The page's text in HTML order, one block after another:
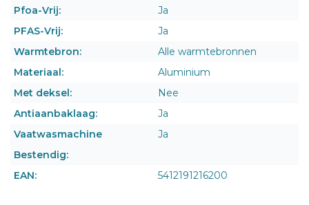
Pfoa-Vrij:
Ja
PFAS-Vrij:
Ja
Warmtebron:
Alle warmtebronnen
Materiaal:
Aluminium
Met deksel:
Nee
Antiaanbaklaag:
Ja
Vaatwasmachine
Bestendig:
Ja
EAN: 5412191216200